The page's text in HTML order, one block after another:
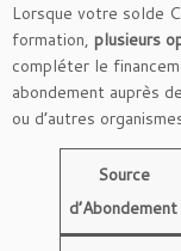
Lorsque votre solde
formation, plusieurs
compléter le
abondement auprès
ou d’autres
Source
d’Abondement